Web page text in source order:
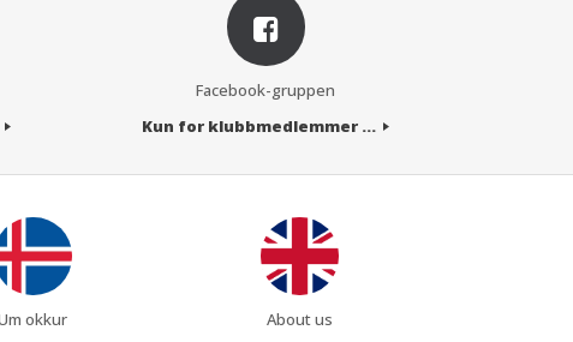
Facebook-gruppen
Kun for klubbmedlemmer ...
okkur About us